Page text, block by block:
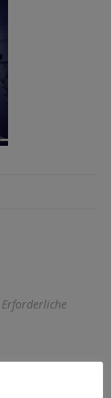
Erforderliche